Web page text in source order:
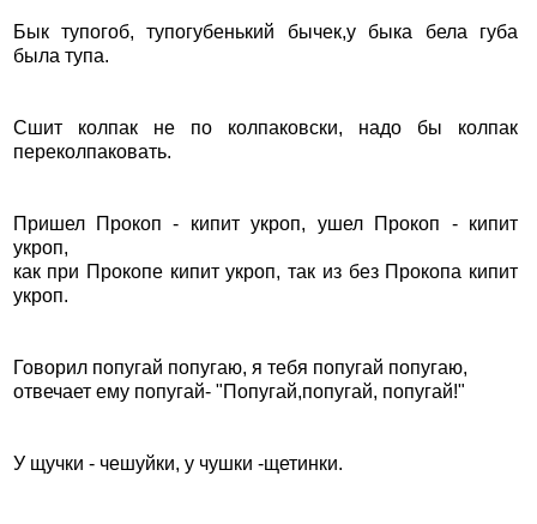
Бык тупогоб, тупогубенький бычек,у быка бела губа
была тупа.
Сшит колпак не по колпаковски, надо бы колпак
переколпаковать.
Пришел Прокоп - кипит укроп, ушел Прокоп - кипит
укроп,
как при Прокопе кипит укроп, так из без Прокопа кипит
укроп.
Говорил попугай попугаю, я тебя попугай попугаю,
отвечает ему попугай- "Попугай,попугай, попугай!"
У щучки - чешуйки, у чушки -щетинки.